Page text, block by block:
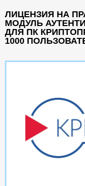
ЛИЦЕНЗИЯ НА
МОДУЛЬ
ДЛЯ ПК
1000